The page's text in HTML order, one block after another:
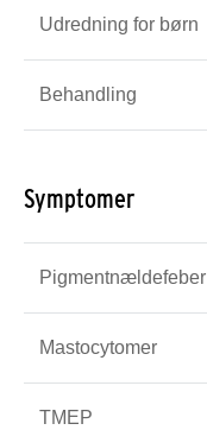
Udredning for børn
Behandling
Symptomer
Pigmentnældefeber
Mastocytomer
TMEP